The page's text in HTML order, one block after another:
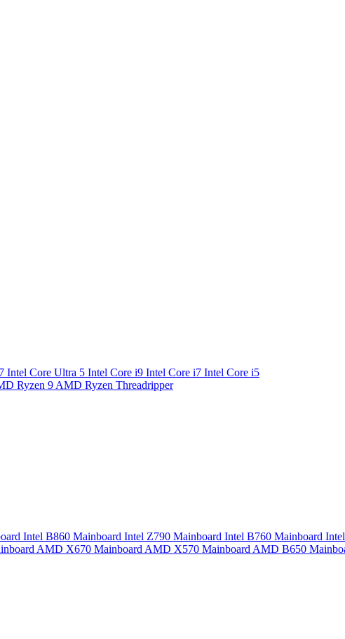
Intel Core Ultra 5 Intel Core i9 Intel Core i7 Intel Core i5
Ryzen 9 AMD Ryzen Threadripper
Intel B860 Mainboard Intel Z790 Mainboard Intel B760 Mainboard
AMD X670 Mainboard AMD X570 Mainboard AMD B650